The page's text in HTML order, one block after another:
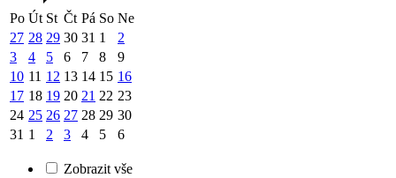
Po Út St Čt Pá So Ne
27 28 29 30 31 1
2
3
4 5 6 7 8
9
10 11 12 13 14 15 16
17 18 19 20 21 22 23
24 25 26 27 28 29 30
31 1 2 3 4 5 6
Zobrazit vše